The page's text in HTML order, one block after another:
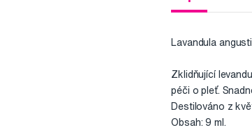
Lavandula
Zklidňující
péči o pleť.
Destilováno z
Obsah: 9 ml.